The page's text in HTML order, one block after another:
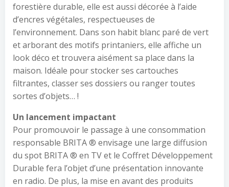
forestière durable, elle est aussi décorée à l’aide
d’encres végétales, respectueuses de
l’environnement. Dans son habit blanc paré de vert
et arborant des motifs printaniers, elle affiche un
look déco et trouvera aisément sa place dans la
maison. Idéale pour stocker ses cartouches
filtrantes, classer ses dossiers ou ranger toutes
sortes d’objets… !
Un lancement impactant
Pour promouvoir le passage à une consommation
responsable BRITA ® envisage une large diffusion
du spot BRITA ® en TV et le Coffret Développement
Durable fera l’objet d’une présentation innovante
en radio. De plus, la mise en avant des produits